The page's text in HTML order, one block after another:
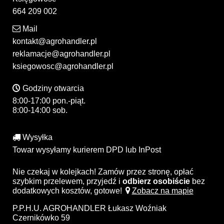
664 209 002
Mail
kontakt@agrohandler.pl
reklamacje@agrohandler.pl
ksiegowosc@agrohandler.pl
Godziny otwarcia
8:00-17:00 pon.-piąt.
8:00-14:00 sob.
Wysyłka
Towar wysyłamy kurierem DPD lub InPost
Nie czekaj w kolejkach! Zamów przez stronę, opłać
szybkim przelewem, przyjedź i odbierz osobiście bez
dodatkowych kosztów, gotowe!
Zobacz na mapie
P.P.H.U. AGROHANDLER Łukasz Woźniak
Czernikówko 59